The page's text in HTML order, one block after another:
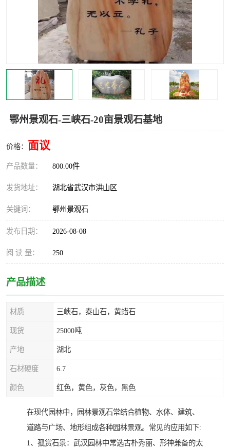
鄂州景观石-三峡石-20亩景观石基地
价格： 面议
产品数量： 800.00件
发货地址： 湖北省武汉市洪山区
关键词： 鄂州景观石
发布日期： 2026-08-08
阅 读 量： 250
产品描述
材质 三峡石，泰山石，黄蜡石
现货 25000吨
产地 湖北
石材硬度 6.7
颜色 红色，黄色，灰色，黑色
在现代园林中，园林景观石常结合植物、水体、建筑、
道路与广场、地形组成各种园林景观。常见的应用如下:
1、孤赏石景：武汉园林中常选古朴秀丽、形神兼备的太